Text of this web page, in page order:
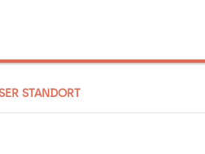
STANDORT